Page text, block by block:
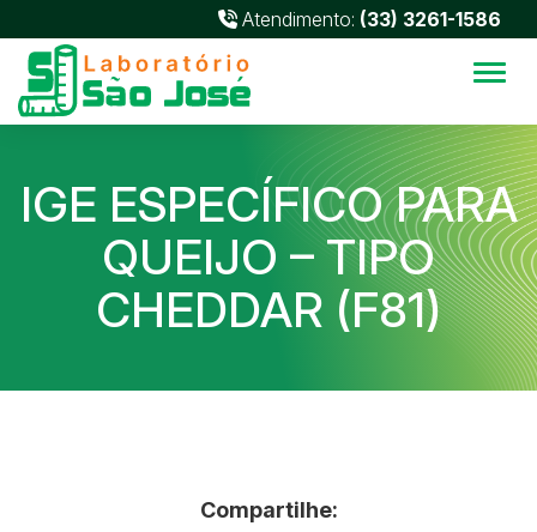
Atendimento: (33) 3261-1586
IGE ESPECÍFICO PARA
QUEIJO – TIPO
CHEDDAR (F81)
Compartilhe: